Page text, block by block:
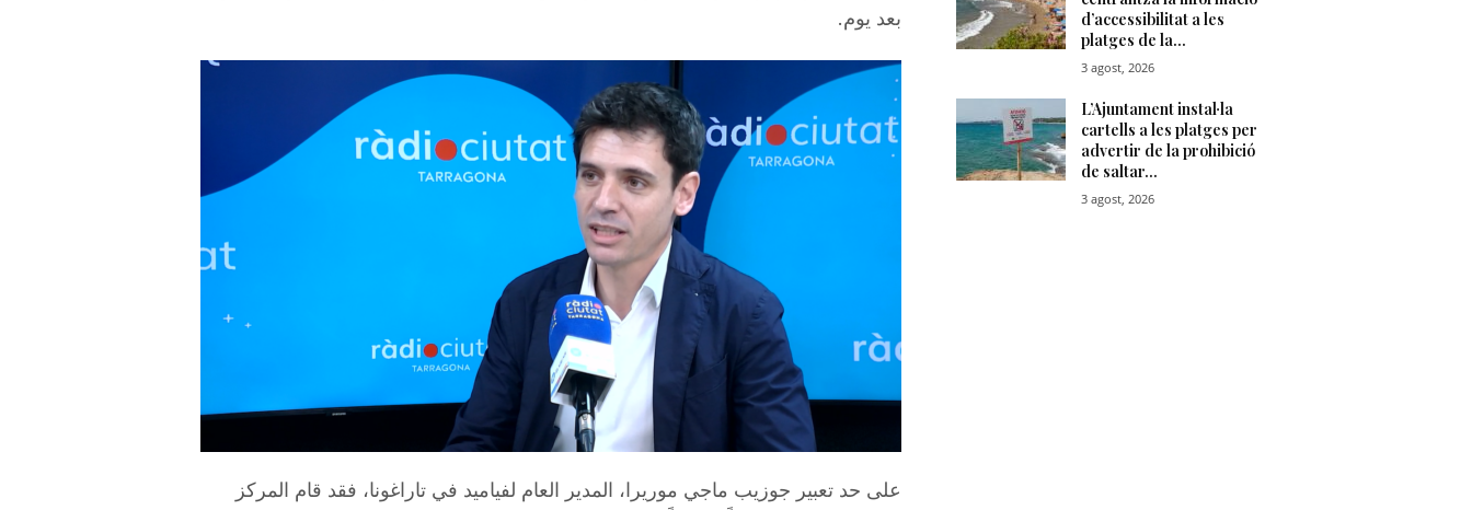
t
e
بعد يوم.
على حد تعبير جوزيب ماجي موريرا، المدير العام لفياميد في تاراغونا، فقد قام المركز